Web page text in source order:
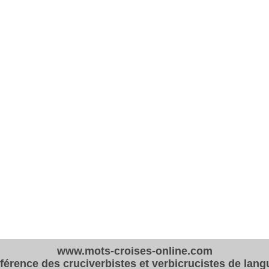
www.mots-croises-online.com
des cruciverbistes et verbicrucistes de